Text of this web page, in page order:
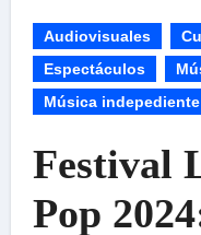
Audiovisuales
Espectáculos
Música indepediente
Festival
Pop